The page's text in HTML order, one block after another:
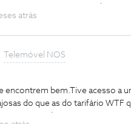
com esta
resposta por parte da
atrás
Telemóvel NOS
encontrem bem.Tive acesso a
do que as do tarifário WTF
em vez de passar para a